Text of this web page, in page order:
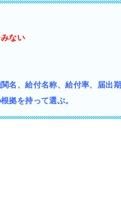
ない
名、給付名称、給付率、届出期
拠を持って選ぶ。